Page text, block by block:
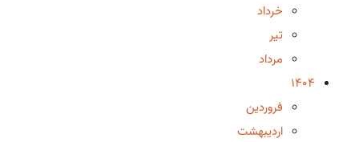
خرداد
تیر
مرداد
1404
فروردین
اردیبهشت